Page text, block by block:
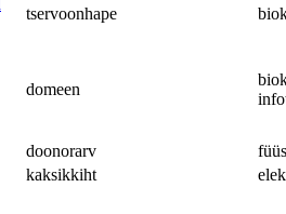
tservoonhape
domeen
doonorarv
kaksikkiht